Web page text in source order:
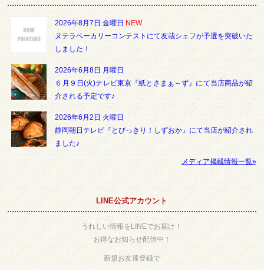
2026年8月7日 金曜日 NEW
ヌテラベーカリーコンテストにて友哉シェフが予選を突破いた
しました！
2026年6月8日 月曜日
６月９日(火)テレビ東京『紙とさまぁ～ず』にて当店商品が紹
介される予定です♪
2026年6月2日 火曜日
静岡朝日テレビ『とびっきり！しずおか』にて当店が紹介され
ました♪
メディア掲載情報一覧»
LINE公式アカウント
うれしい情報をLINEでお届け！
お得なお知らせ配信中！
新規お友達登録で